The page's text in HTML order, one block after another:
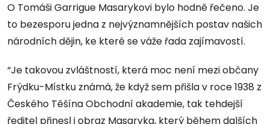
O Tomáši Garrigue Masarykovi bylo hodně řečeno. Je
to bezesporu jedna z nejvýznamnějších postav našich
národních dějin, ke které se váže řada zajímavostí.
“Je takovou zvláštností, která moc není mezi občany
Frýdku-Místku známá, že když sem přišla v roce 1938 z
Českého Těšína Obchodní akademie, tak tehdejší
ředitel přinesl i obraz Masaryka, který během dalších